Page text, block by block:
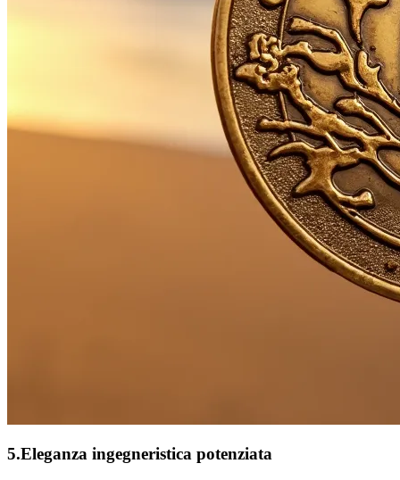
5.Eleganza ingegneristica potenziata